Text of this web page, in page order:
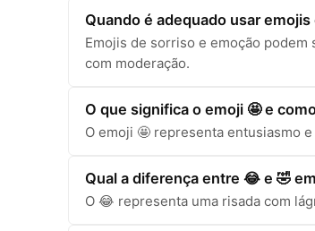
Quando é adequado usar
Emojis de sorriso e emoção
com moderação.
O que significa o emoji 🤩 e
O emoji 🤩 representa entusiasmo
Qual a diferença entre 😂 e 🤣
O 😂 representa uma risada com